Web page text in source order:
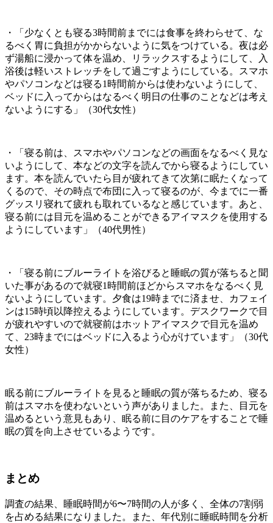
・「少なくとも寝る3時間前までには食事を終わらせて、な
るべく胃に負担がかからないように気をつけている。夜は必
ず湯船に浸かって体を温め、リラックスするようにして、入
浴後は軽いストレッチをして過ごすようにしている。スマホ
やパソコンなどは寝る1時間前からは使わないようにして、
ベッドに入ってからはなるべく明日の仕事のことなどは考え
ないようにする」（30代女性）
・「寝る前は、スマホやパソコンなどの画面をなるべく見な
いようにして、本などの文字を読んでから寝るようにしてい
ます。本を読んでいたら目が疲れてきて次第に眠たくなって
くるので、その時点で布団に入って寝るのが、今までに一番
グッスリ寝れて疲れも取れているなと感じています。あと、
寝る前には目元を温めることができるアイマスクを使用する
ようにしています」（40代男性）
・「寝る前にブルーライトを浴びると睡眠の質が落ちると聞
いた事があるので就寝1時間前ほどからスマホをなるべく見
ないようにしています。夕食は19時までに済ませ、カフェイ
ンは15時頃以降控えるようにしています。デスクワークで目
が疲れやすいので就寝前はホットアイマスクで目元を温め
て、23時までにはベッドに入るよう心がけています」（30代
女性）
眠る前にブルーライトを見ると睡眠の質が落ちるため、寝る
前はスマホを使わないという声がありました。また、目元を
温めるという意見もあり、眠る前に目のケアをすることで睡
眠の質を向上させているようです。
まとめ
調査の結果、睡眠時間が6〜7時間の人が多く、全体の7割弱
を占める結果になりました。また、年代別に睡眠時間を分析